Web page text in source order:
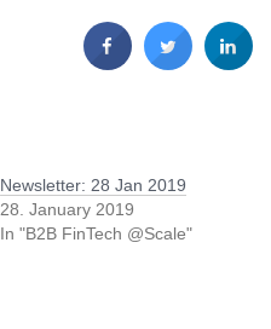
Newsletter: 28 Jan 2019
28. January 2019
In "B2B FinTech @Scale"